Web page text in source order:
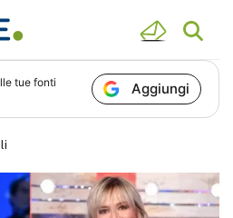
tue fonti
Aggiungi